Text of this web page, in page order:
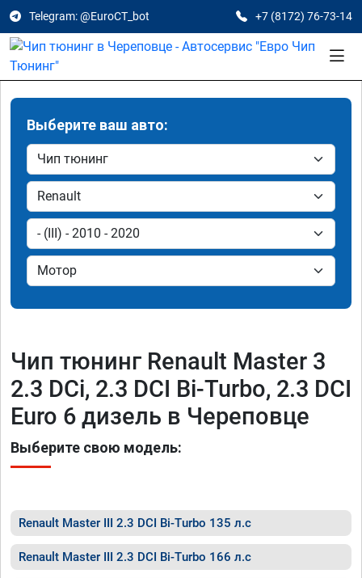
Telegram: @EuroCT_bot +7 (8172) 76-73-14
Выберите ваш авто:
Чип тюнинг Renault Master 3
2.3 DCi, 2.3 DCI Bi-Turbo, 2.3 DCI
Euro 6 дизель в Череповце
Выберите свою модель:
Renault Master III 2.3 DCI Bi-Turbo 135 л.с
Renault Master III 2.3 DCI Bi-Turbo 166 л.с